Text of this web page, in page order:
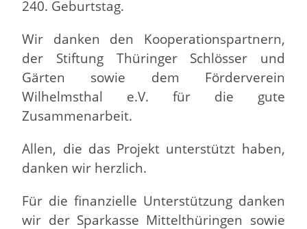
240. Geburtstag.
Wir danken den Kooperationspartnern,
der Stiftung Thüringer Schlösser und
Gärten sowie dem Förderverein
Wilhelmsthal e.V. für die gute
Zusammenarbeit.
Allen, die das Projekt unterstützt haben,
danken wir herzlich.
Für die finanzielle Unterstützung danken
wir der Sparkasse Mittelthüringen sowie